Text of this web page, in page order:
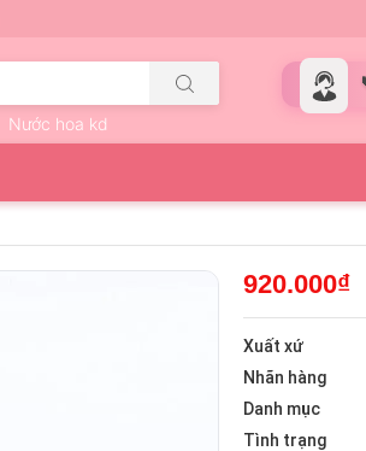
Nước hoa kd
920.000₫
Xuất xứ
Nhãn hàng
Danh mục
Tình trạng